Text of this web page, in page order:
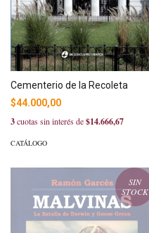
Cementerio de la Recoleta
$44.000,00
3cuotas sin interés de$14.666,67
CATÁLOGO
SIN
STOCK